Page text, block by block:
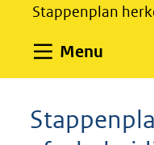
Stappenplan
Menu